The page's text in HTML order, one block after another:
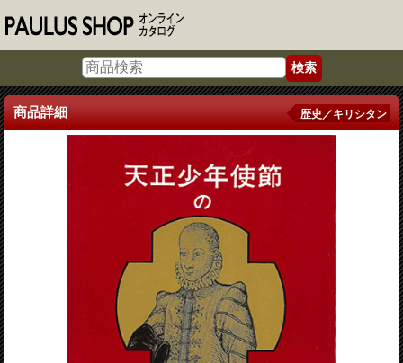
商品詳細 歴史／キリシタン